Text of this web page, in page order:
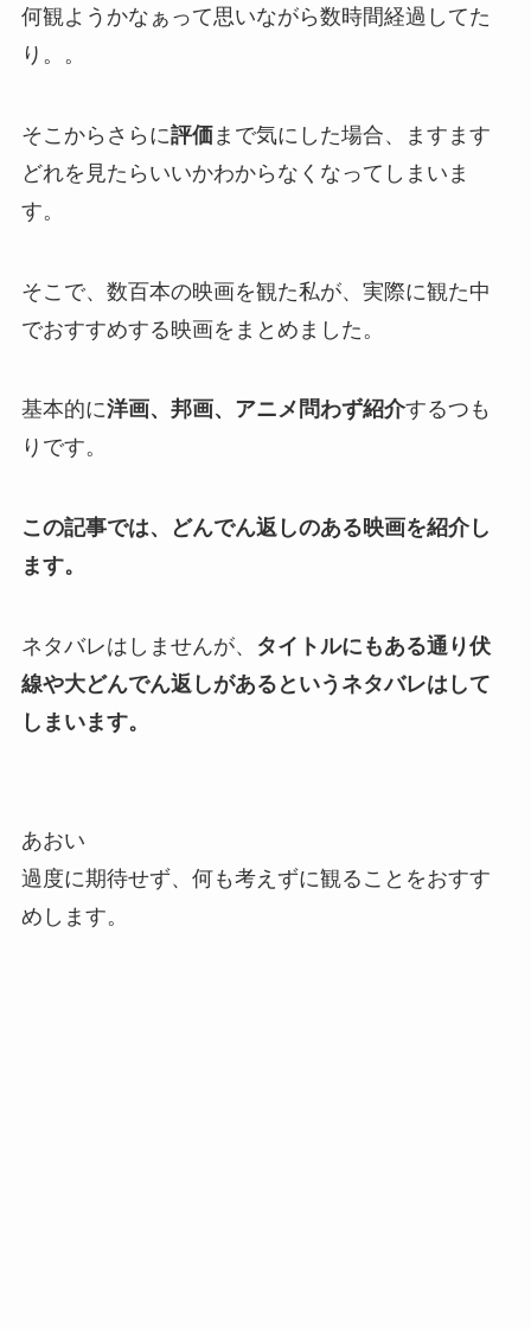
何観ようかなぁって思いながら数時間経過してた
り。。
そこからさらに評価まで気にした場合、ますます
どれを見たらいいかわからなくなってしまいま
す。
そこで、数百本の映画を観た私が、実際に観た中
でおすすめする映画をまとめました。
基本的に洋画、邦画、アニメ問わず紹介するつも
りです。
この記事では、どんでん返しのある映画を紹介し
ます。
ネタバレはしませんが、
タイトルにもある通り伏
線や大どんでん返しがあるというネタバレはして
しまいます。
あおい
過度に期待せず、何も考えずに観ることをおすす
めします。